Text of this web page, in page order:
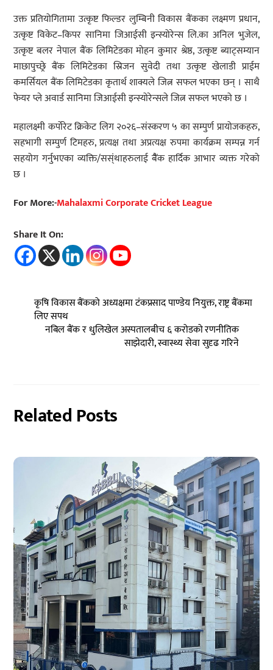
उक्त प्रतियोगितामा उत्कृष्ट फिल्डर लुम्बिनी विकास बैंकका लक्ष्मण प्रधान,
उत्कृष्ट विकेट–किपर सानिमा जिआईसी इन्स्योरेन्स लि.का अनिल भुजेल,
उत्कृष्ट बलर नेपाल बैंक लिमिटेडका मोहन कुमार श्रेष्ठ, उत्कृष्ट ब्याट्सम्यान
माछापुच्छ्रे बैंक लिमिटेडका स्रिजन सुवेदी तथा उत्कृष्ट खेलाडी प्राईम
कमर्सियल बैंक लिमिटेडका कृतार्थ शाक्यले जित्न सफल भएका छन् । साथै
फेयर प्ले अवार्ड सानिमा जिआईसी इन्स्योरेन्सले जित्न सफल भएको छ ।
महालक्ष्मी कर्पोरेट क्रिकेट लिग २०२६–संस्करण ५ का सम्पुर्ण प्रायोजकहरु,
सहभागी सम्पुर्ण टिमहरु, प्रत्यक्ष तथा अप्रत्यक्ष रुपमा कार्यक्रम सम्पन्न गर्न
सहयोग गर्नुभएका व्यक्ति/सस्ंथाहरुलाई बैैंक हार्दिक आभार व्यक्त गरेको
छ ।
For More:-Mahalaxmi Corporate Cricket League
Share It On:
कृषि विकास बैंकको अध्यक्षमा टंकप्रसाद पाण्डेय नियुक्त, राष्ट्र बैंकमा
लिए सपथ
नबिल बैंक र धुलिखेल अस्पतालबीच ६ करोडको रणनीतिक
साझेदारी, स्वास्थ्य सेवा सुदृढ गरिने
Related Posts